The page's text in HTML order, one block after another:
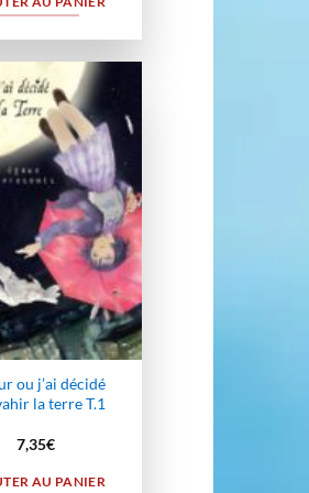
Ajouter
à la
wishlist
ou j’ai décidé
la terre T.1
7,35€
AU PANIER